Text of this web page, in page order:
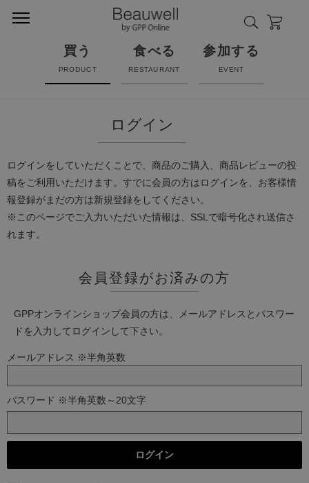
買う
PRODUCT
食べる
RESTAURANT
参加する
EVENT
ログイン
ログインをしていただくことで、商品のご購入、商品レビューの投
稿をご利用いただけます。すでに会員の方はログインを、お客様情
報登録がまだの方は新規登録をしてください。
※このページでご入力いただいた情報は、SSLで暗号化され送信さ
れます。
会員登録がお済みの方
GPPオンラインショップ会員の方は、メールアドレスとパスワー
ドを入力してログインして下さい。
メールアドレス ※半角英数
パスワード ※半角英数～20文字